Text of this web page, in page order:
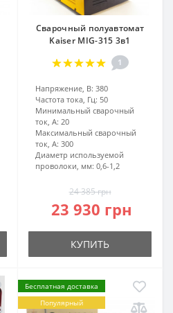
Сварочный полуавтомат
Kaiser MIG-315 3в1
1
Напряжение, В: 380
Частота тока, Гц: 50
Минимальный сварочный
ток, А: 20
Максимальный сварочный
ток, А: 300
Диаметр используемой
проволоки, мм: 0,6-1,2
24 385 грн
23 930 грн
КУПИТЬ
Бесплатная доставка
Популярный